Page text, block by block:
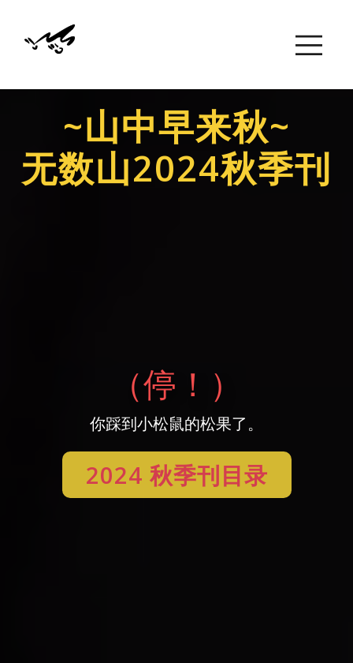
~山中早来秋~
无数山2024秋季刊
（停！）
你踩到小松鼠的松果了。
2024 秋季刊目录